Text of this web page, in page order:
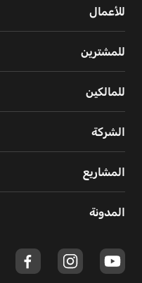
للأعمال
للمشترين
للمالكين
الشركة
المشاريع
المدونة